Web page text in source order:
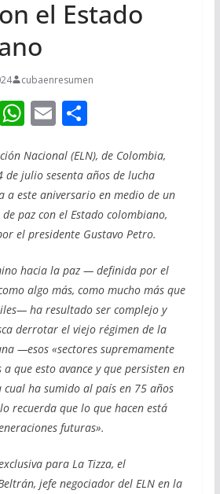
el Estado
cubaenresumen
W
at
s
A
p
p
E
ai
l
C
m
p
ar
ti
r
Nacional (ELN), de Colombia,
julio sesenta años de lucha
a este aniversario en medio de un
paz con el Estado colombiano,
el presidente Gustavo Petro.
hacia la paz — definida por el
algo más, como mucho más que
ha resultado ser complejo y
derrotar el viejo régimen de la
—esos «sectores supremamente
que esto avance y que persisten en
ha sumido al país en 75 años
recuerda que lo que hacen está
futuras».
para La Tizza, el
jefe negociador del ELN en la